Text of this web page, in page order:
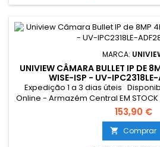
MARCA:
UNIVIEW CÂMARA BULLET IP DE
WISE-ISP - UV-
Expedição 1 a 3 dias úteis
Online - Armazém Central EM
dias úteis Loja Braga - Rua
Gomes SEM STOCK - Por
úteis
153,90 €
 Comprar